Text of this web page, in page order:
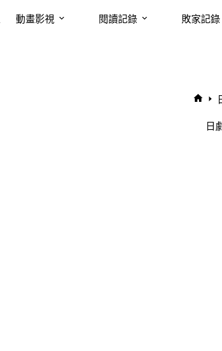
動畫影視 閱讀記錄 敗家記錄
日劇